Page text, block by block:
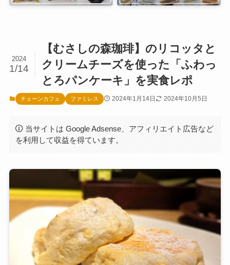
【むさしの森珈琲】のリコッタと
クリームチーズを使った「ふわっ
とろパンケーキ」を実食レポ
2024
1/14
チェーンカフェ ファミレス 2024年1月14日 2024年10月5日
当サイトは Google Adsense、アフィリエイト広告など
を利用して収益を得ています。